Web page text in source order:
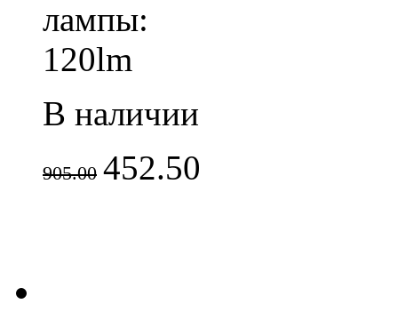
лампы:
120lm
В наличии
905.00 452.50